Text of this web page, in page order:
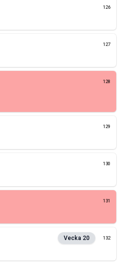
126
127
128
129
130
131
Vecka 20 132